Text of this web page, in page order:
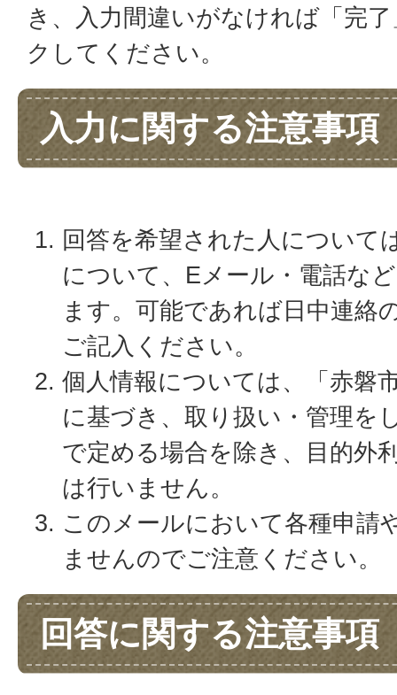
き、入力間違いがなければ「完
クしてください。
入力に関する注意事項
回答を希望された人について
について、Eメール・電話な
ます。可能であれば日中連絡
ご記入ください。
個人情報については、「赤磐
に基づき、取り扱い・管理を
で定める場合を除き、目的外
は行いません。
このメールにおいて各種申請
ませんのでご注意ください。
回答に関する注意事項